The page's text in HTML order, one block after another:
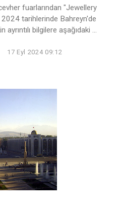
fuarlarından "Jewellery
tarihlerinde Bahreyn'de
bilgilere aşağıdaki ...
17 Eyl 2024 09:12